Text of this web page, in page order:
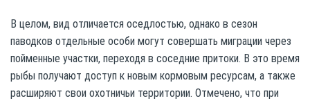
В целом, вид отличается оседлостью, однако в сезон
паводков отдельные особи могут совершать миграции через
пойменные участки, переходя в соседние притоки. В это время
рыбы получают доступ к новым кормовым ресурсам, а также
расширяют свои охотничьи территории. Отмечено, что при